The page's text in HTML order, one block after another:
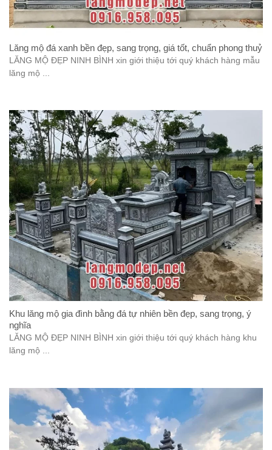
Lăng mộ đá xanh bền đẹp, sang trọng, giá tốt, chuẩn phong thuỷ
LĂNG MỘ ĐẸP NINH BÌNH xin giới thiệu tới quý khách hàng mẫu
lăng mộ ...
Khu lăng mộ gia đình bằng đá tự nhiên bền đẹp, sang trọng, ý
nghĩa
LĂNG MỘ ĐẸP NINH BÌNH xin giới thiệu tới quý khách hàng khu
lăng mộ ...